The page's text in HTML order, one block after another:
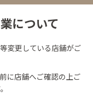
について
変更している店舗がご
に店舗へご確認の上ご